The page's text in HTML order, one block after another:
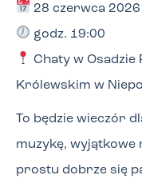
28 czerwca 2026
godz. 19:00
Chaty w Osadzie
Królewskim w
To będzie wieczór
muzykę, wyjątkowe
prostu dobrze się